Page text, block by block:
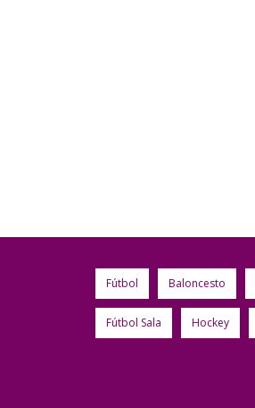
Fútbol Baloncesto
Fútbol Sala Hockey